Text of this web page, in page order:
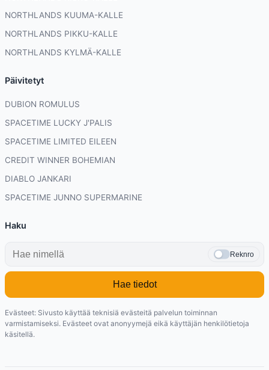
NORTHLANDS KUUMA-KALLE
NORTHLANDS PIKKU-KALLE
NORTHLANDS KYLMÄ-KALLE
Päivitetyt
DUBION ROMULUS
SPACETIME LUCKY J'PALIS
SPACETIME LIMITED EILEEN
CREDIT WINNER BOHEMIAN
DIABLO JANKARI
SPACETIME JUNNO SUPERMARINE
Haku
Reknro
Hae tiedot
Evästeet: Sivusto käyttää teknisiä evästeitä palvelun toiminnan
varmistamiseksi. Evästeet ovat anonyymejä eikä käyttäjän henkilötietoja
käsitellä.